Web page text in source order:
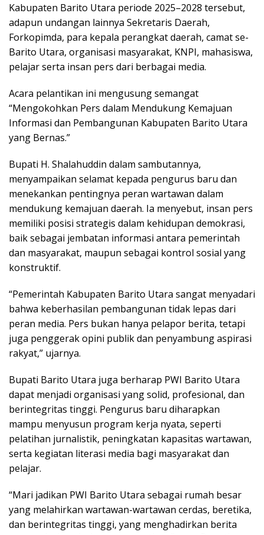
Kabupaten Barito Utara periode 2025–2028 tersebut,
adapun undangan lainnya Sekretaris Daerah,
Forkopimda, para kepala perangkat daerah, camat se-
Barito Utara, organisasi masyarakat, KNPI, mahasiswa,
pelajar serta insan pers dari berbagai media.
Acara pelantikan ini mengusung semangat
“Mengokohkan Pers dalam Mendukung Kemajuan
Informasi dan Pembangunan Kabupaten Barito Utara
yang Bernas.”
Bupati H. Shalahuddin dalam sambutannya,
menyampaikan selamat kepada pengurus baru dan
menekankan pentingnya peran wartawan dalam
mendukung kemajuan daerah. Ia menyebut, insan pers
memiliki posisi strategis dalam kehidupan demokrasi,
baik sebagai jembatan informasi antara pemerintah
dan masyarakat, maupun sebagai kontrol sosial yang
konstruktif.
“Pemerintah Kabupaten Barito Utara sangat menyadari
bahwa keberhasilan pembangunan tidak lepas dari
peran media. Pers bukan hanya pelapor berita, tetapi
juga penggerak opini publik dan penyambung aspirasi
rakyat,” ujarnya.
Bupati Barito Utara juga berharap PWI Barito Utara
dapat menjadi organisasi yang solid, profesional, dan
berintegritas tinggi. Pengurus baru diharapkan
mampu menyusun program kerja nyata, seperti
pelatihan jurnalistik, peningkatan kapasitas wartawan,
serta kegiatan literasi media bagi masyarakat dan
pelajar.
“Mari jadikan PWI Barito Utara sebagai rumah besar
yang melahirkan wartawan-wartawan cerdas, beretika,
dan berintegritas tinggi, yang menghadirkan berita